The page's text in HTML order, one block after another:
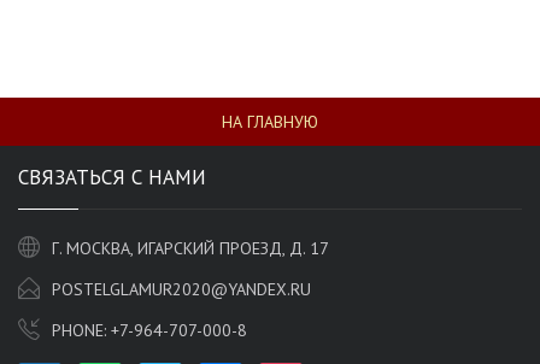
НА ГЛАВНУЮ
СВЯЗАТЬСЯ С НАМИ
Г. МОСКВА, ИГАРСКИЙ ПРОЕЗД, Д. 17
POSTELGLAMUR2020@YANDEX.RU
PHONE: +7-964-707-000-8